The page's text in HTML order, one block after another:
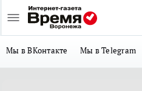
Мы в ВКонтакте Мы в Telegram